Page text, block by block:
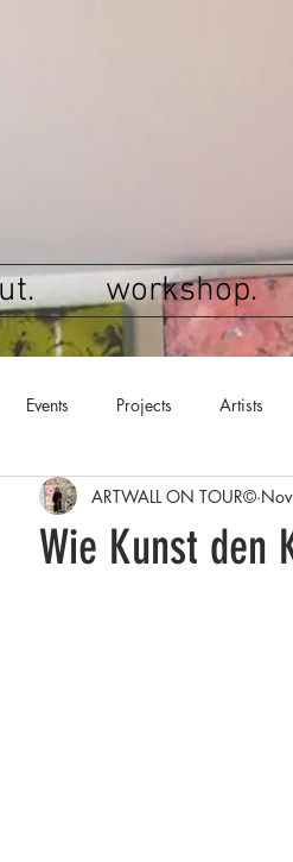
workshop.
Events Projects Artists
Wie Kunst den
ARTWALL ON TOUR©